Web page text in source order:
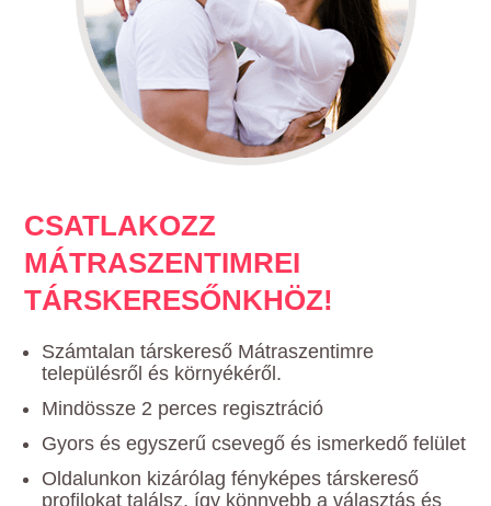
CSATLAKOZZ
MÁTRASZENTIMREI
TÁRSKERESŐNKHÖZ!
Számtalan társkereső Mátraszentimre
településről és környékéről.
Mindössze 2 perces regisztráció
Gyors és egyszerű csevegő és ismerkedő felület
Oldalunkon kizárólag fényképes társkereső
profilokat találsz, így könnyebb a választás és